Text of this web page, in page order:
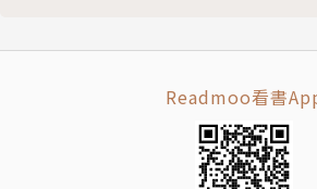
● 性別教育第一步，從父母與老
● 每一章都對應真實生活情境，
Readmoo看書